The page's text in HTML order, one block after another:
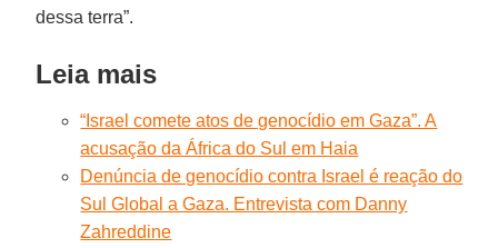
dessa terra”.
Leia mais
“Israel comete atos de genocídio em Gaza”. A
acusação da África do Sul em Haia
Denúncia de genocídio contra Israel é reação do
Sul Global a Gaza. Entrevista com Danny
Zahreddine